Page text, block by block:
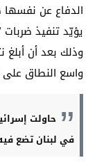
الدفاع عن نفسها
يؤيّد تنفيذ
وذلك بعد أن أبلغ
واسع النطاق على
حاولت
في لبنان تضع